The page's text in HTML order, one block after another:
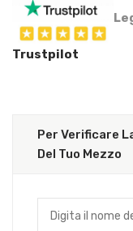
Trustpilot
Per Verificare
Del Tuo Mezzo